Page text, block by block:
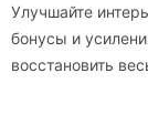
Улучшайте
бонусы и
восстановить